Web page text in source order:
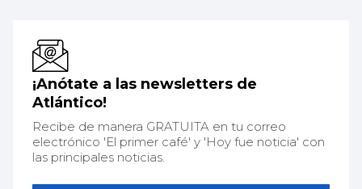
¡Anótate a las newsletters de
Atlántico!
Recibe de manera GRATUITA en tu correo
electrónico 'El primer café' y 'Hoy fue noticia' con
las principales noticias.